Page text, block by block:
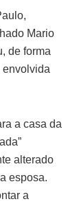
Mario
de forma
envolvida
a casa da
alterado
esposa.
a